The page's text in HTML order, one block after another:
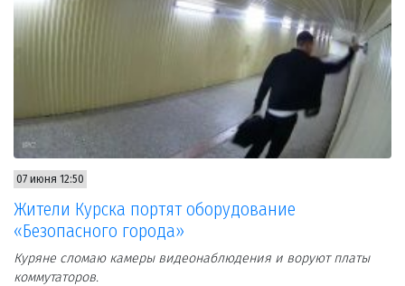
07 июня 12:50
Жители Курска портят оборудование
«Безопасного города»
Куряне сломаю камеры видеонаблюдения и воруют платы
коммутаторов.